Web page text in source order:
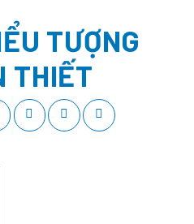
TƯỢNG
THIẾT